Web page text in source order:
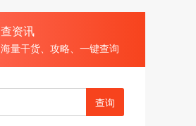
查资讯
海量干货、攻略、一键查询
查询